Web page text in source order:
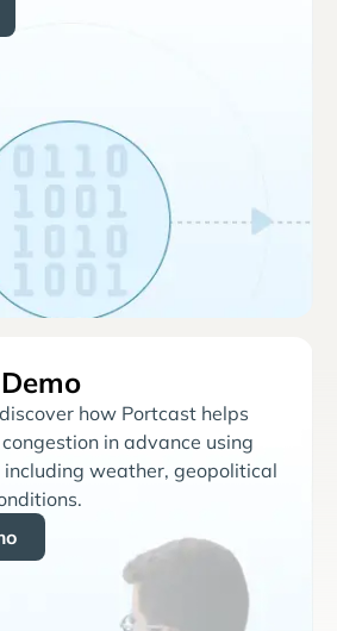
how Portcast helps
in advance using
weather, geopolitical